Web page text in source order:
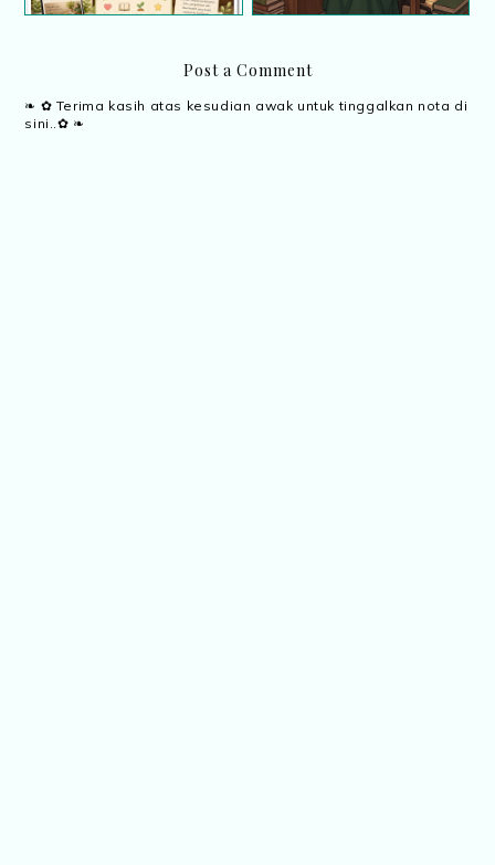
Post a Comment
❧ ✿ Terima kasih atas kesudian awak untuk tinggalkan nota di
sini..✿ ❧